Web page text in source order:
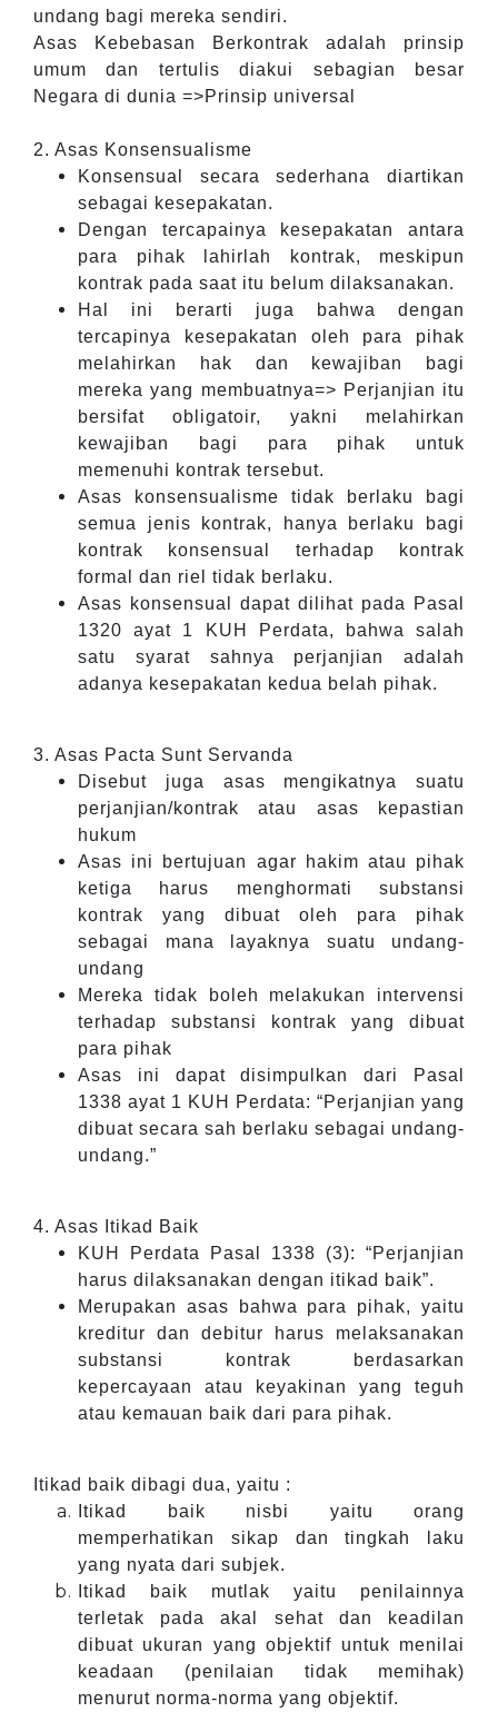
undang bagi mereka sendiri.
Asas Kebebasan Berkontrak adalah prinsip
umum dan tertulis diakui sebagian besar
Negara di dunia =>Prinsip universal
2. Asas Konsensualisme
Konsensual secara sederhana diartikan
sebagai kesepakatan.
Dengan tercapainya kesepakatan antara
para pihak lahirlah kontrak, meskipun
kontrak pada saat itu belum dilaksanakan.
Hal ini berarti juga bahwa dengan
tercapinya kesepakatan oleh para pihak
melahirkan hak dan kewajiban bagi
mereka yang membuatnya=> Perjanjian itu
bersifat obligatoir, yakni melahirkan
kewajiban bagi para pihak untuk
memenuhi kontrak tersebut.
Asas konsensualisme tidak berlaku bagi
semua jenis kontrak, hanya berlaku bagi
kontrak konsensual terhadap kontrak
formal dan riel tidak berlaku.
Asas konsensual dapat dilihat pada Pasal
1320 ayat 1 KUH Perdata, bahwa salah
satu syarat sahnya perjanjian adalah
adanya kesepakatan kedua belah pihak.
3. Asas Pacta Sunt Servanda
Disebut juga asas mengikatnya suatu
perjanjian/kontrak atau asas kepastian
hukum
Asas ini bertujuan agar hakim atau pihak
ketiga harus menghormati substansi
kontrak yang dibuat oleh para pihak
sebagai mana layaknya suatu undang-
undang
Mereka tidak boleh melakukan intervensi
terhadap substansi kontrak yang dibuat
para pihak
Asas ini dapat disimpulkan dari Pasal
1338 ayat 1 KUH Perdata: “Perjanjian yang
dibuat secara sah berlaku sebagai undang-
undang.”
4. Asas Itikad Baik
KUH Perdata Pasal 1338 (3): “Perjanjian
harus dilaksanakan dengan itikad baik”.
Merupakan asas bahwa para pihak, yaitu
kreditur dan debitur harus melaksanakan
substansi kontrak berdasarkan
kepercayaan atau keyakinan yang teguh
atau kemauan baik dari para pihak.
Itikad baik dibagi dua, yaitu :
Itikad baik nisbi yaitu orang
memperhatikan sikap dan tingkah laku
yang nyata dari subjek.
Itikad baik mutlak yaitu penilainnya
terletak pada akal sehat dan keadilan
dibuat ukuran yang objektif untuk menilai
keadaan (penilaian tidak memihak)
menurut norma-norma yang objektif.